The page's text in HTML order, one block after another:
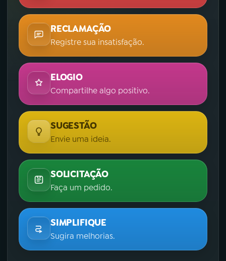
RECLAMAÇÃO
Registre sua insatisfação.
ELOGIO
Compartilhe algo positivo.
SUGESTÃO
Envie uma ideia.
SOLICITAÇÃO
Faça um pedido.
SIMPLIFIQUE
Sugira melhorias.